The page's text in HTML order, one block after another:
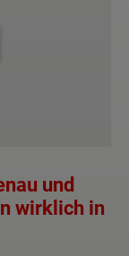
und
wirklich in